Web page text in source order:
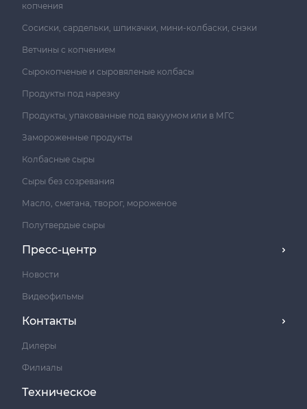
копчения
Сосиски, сардельки, шпикачки, мини-колбаски, снэки
Ветчины с копчением
Сырокопченые и сыровяленые колбасы
Продукты под нарезку
Продукты, упакованные под вакуумом или в МГС
Замороженные продукты
Колбасные сыры
Сыры без созревания
Масло, сметана, творог, мороженое
Полутвердые сыры
Пресс-центр
Новости
Видеофильмы
Контакты
Дилеры
Филиалы
Техническое